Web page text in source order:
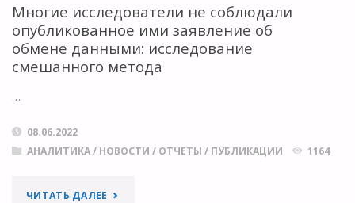
Многие исследователи не соблюдали
опубликованное ими заявление об
обмене данными: исследование
смешанного метода
…
08.06.2022
АНАЛИТИКА/ НОВОСТИ / ОТЧЕТЫ / ПУБЛИКАЦИИ 1164
ЧИТАТЬ ДАЛЕЕ "МНОГИЕ